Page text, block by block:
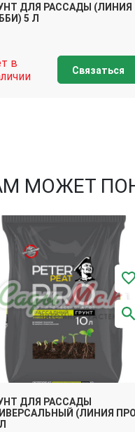
ДЛЯ РАССАДЫ (ЛИНИЯ
5 Л
в
Связаться
МОЖЕТ
ДЛЯ РАССАДЫ
(ЛИНИЯ